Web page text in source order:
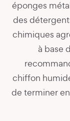
éponges
des
chimiques
à base
chiffon
de terminer